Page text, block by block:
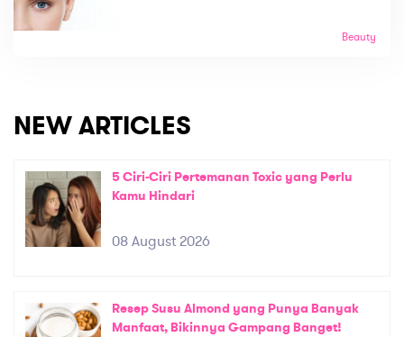
Beauty
NEW ARTICLES
5 Ciri-Ciri Pertemanan Toxic yang Perlu
Kamu Hindari
08 August 2026
Resep Susu Almond yang Punya Banyak
Manfaat, Bikinnya Gampang Banget!